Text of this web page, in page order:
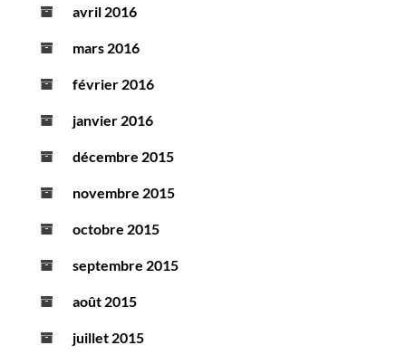
avril 2016
mars 2016
février 2016
janvier 2016
décembre 2015
novembre 2015
octobre 2015
septembre 2015
août 2015
juillet 2015